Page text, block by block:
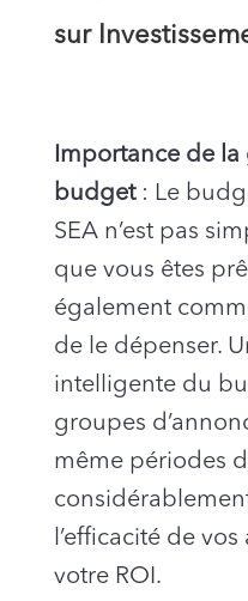
sur
Importance de
budget: Le
SEA n’est pas
que vous êtes
également
de le dépenser.
intelligente du
groupes
même périodes
l’efficacité de
votre ROI.